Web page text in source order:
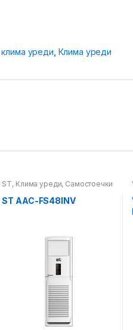
уреди Клима уреди
ST, Клима уреди, Самостоечки
клима уреди
ST AAC-FS48INV